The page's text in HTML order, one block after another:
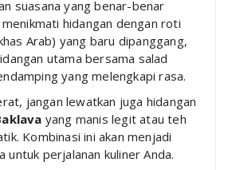
suasana yang benar-benar
hidangan dengan roti
Arab) yang baru dipanggang,
utama bersama salad
yang melengkapi rasa.
jangan lewatkan juga hidangan
yang manis legit atau teh
Kombinasi ini akan menjadi
untuk perjalanan kuliner Anda.